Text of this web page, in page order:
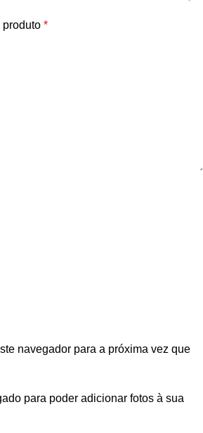
produto *
navegador para a próxima vez que
para poder adicionar fotos à sua